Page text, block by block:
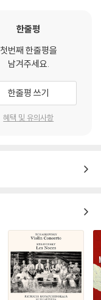
한줄평
첫번째 한줄평을
남겨주세요.
한줄평 쓰기
혜택 및 유의사항